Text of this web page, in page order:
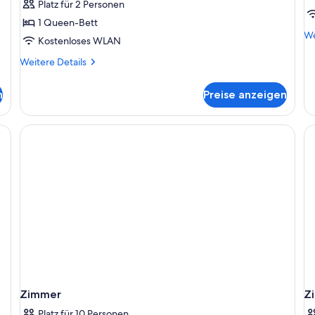
Platz für 2 Personen
1 Queen-Bett
Kostenloses WLAN
Weitere Details
Weitere
Doppelzimmer
Preise anzeigen
Zimmer